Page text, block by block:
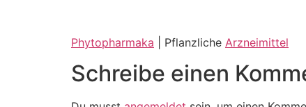
Phytopharmaka | Pflanzliche Arzneimittel
Schreibe einen